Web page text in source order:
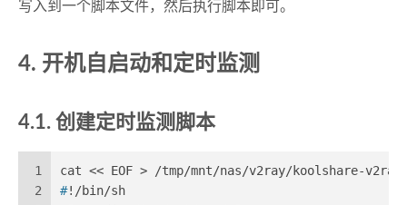
写入到一个脚本文件，然后执行脚本即可。
4. 开机自启动和定时监测
4.1. 创建定时监测脚本
1
2
cat << EOF > /tmp/mnt/nas/v2ray/koolshare-
#!/bin/sh